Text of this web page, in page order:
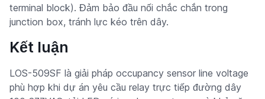
terminal block). Đảm bảo đầu nối chắc chắn trong
junction box, tránh lực kéo trên dây.
Kết luận
LOS-509SF là giải pháp occupancy sensor line voltage
phù hợp khi dự án yêu cầu relay trực tiếp đường dây